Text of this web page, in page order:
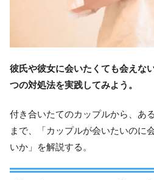
彼氏や彼女に会いたくても会えな
つの対処法を実践してみよう。
付き合いたてのカップルから、あ
まで、「カップルが会いたいのに
いか」を解説する。